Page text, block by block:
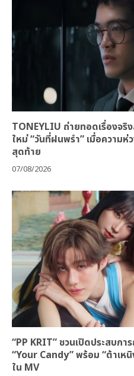
TONEYLIU ถ่ายทอดเรื่องจริ
ใหม่ “วันที่ฝนพรำ” เมื่อความ
สุดท้าย
07/08/2026
“PP KRIT” ชวนเปิดประสบก
“Your Candy” พร้อม “ต้าเห
ใน MV